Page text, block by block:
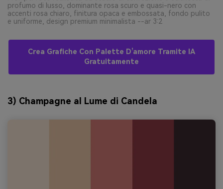
profumo di lusso, dominante rosa scuro e quasi-nero con
accenti rosa chiaro, finitura opaca e embossata, fondo pulito
e uniforme, design premium minimalista --ar 3:2
Crea Grafiche Con Palette D’amore Tramite IA
Gratuitamente
3) Champagne al Lume di Candela